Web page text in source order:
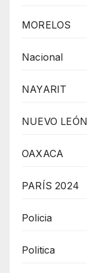
MORELOS
Nacional
NAYARIT
NUEVO LEÓN
OAXACA
PARÍS 2024
Policia
Politica